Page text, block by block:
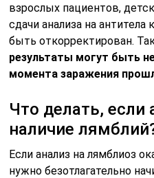
взрослых пациентов,
сдачи анализа на
быть откорректирован.
результаты могут быть
момента заражения
Что делать, если
наличие
Если анализ на лямблиоз
нужно безотлагательно